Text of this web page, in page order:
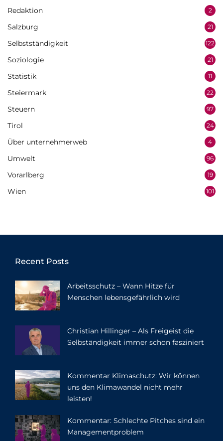
Redaktion 2
Salzburg 21
Selbstständigkeit 122
Soziologie 21
Statistik 11
Steiermark 22
Steuern 97
Tirol 24
Über unternehmerweb 4
Umwelt 96
Vorarlberg 19
Wien 101
Recent Posts
Arbeitsschutz – Wann Hitze für
Menschen lebensgefährlich wird
Christian Hillinger – Als Freigeist die
Selbständigkeit immer schon fasziniert
Kommentar Klimaschutz: Wir können
uns den Klimawandel nicht mehr
leisten!
Kommentar: Schlechte Pitches sind ein
Managementproblem